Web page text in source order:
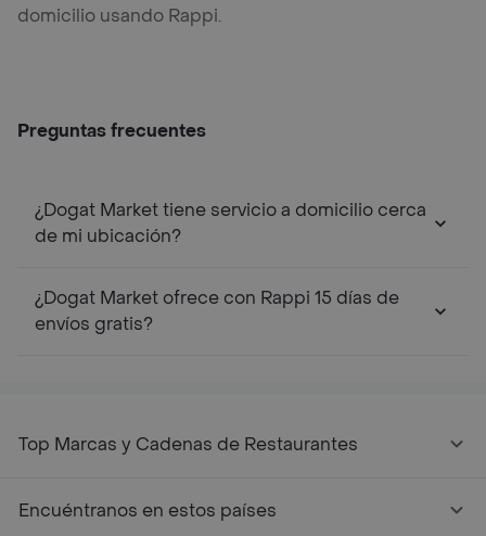
domicilio usando Rappi.
Preguntas frecuentes
¿Dogat Market tiene servicio a domicilio cerca
de mi ubicación?
¿Dogat Market ofrece con Rappi 15 días de
envíos gratis?
Top Marcas y Cadenas de Restaurantes
Encuéntranos en estos países